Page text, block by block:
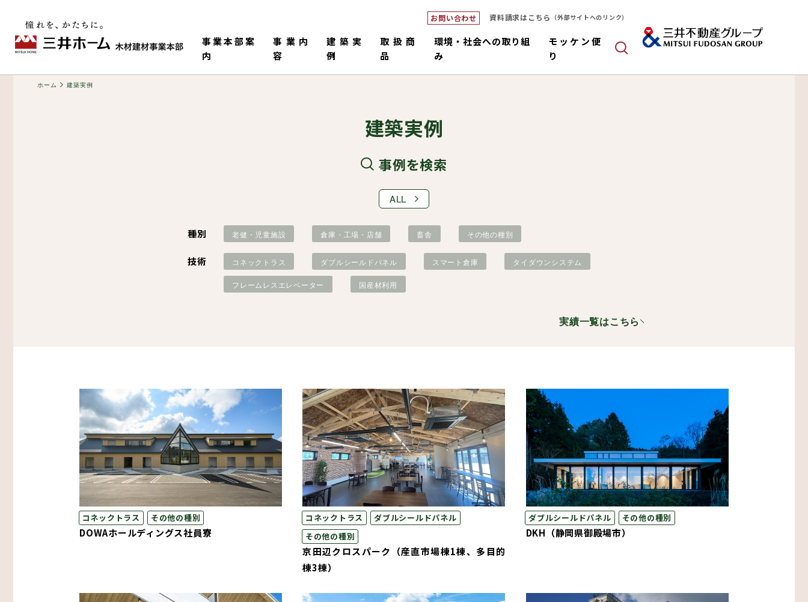
お問い合わせ 資料請求はこちら （外部サイトへのリンク）
事業本部案
内
事業本部情報 販売・施工 設計・積算
事業内
容
構造材 国産材 中大規模木造
建築実
例
老健・児童施設 倉庫・工場・店舗 畜舎
取扱商
品
M-HR工法（木造でつくるピロ
コネックトラス ダブルシールドパネル
プレカット構造材 NLTコンテナ
環境・社会への取り組
み
モッケン便
り
ホーム 建築実例
建築実例
事例を検索
ALL
種別 老健・児童施設 倉庫・工場・店舗 畜舎 その他の種別
技術 コネックトラス ダブルシールドパネル スマート倉庫 タイダウンシステム
フレームレスエレベーター 国産材利用
実績一覧はこちら
コネックトラス その他の種別
DOWAホールディングス社員寮
コネックトラス
ダブルシールドパネル
その他の種別
京田辺クロスパーク（産直市場棟1棟、多目的
棟3棟）
ダブルシールドパネル その他の種別
DKH（静岡県御殿場市）